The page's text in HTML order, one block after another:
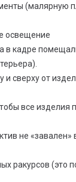
(малярную
освещение
в кадре
и сверху от
все изделия
не «завален»
ракурсов (это